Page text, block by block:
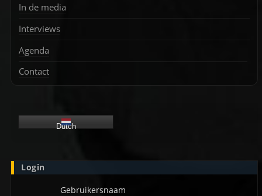
In de media
Interviews
Agenda
Contact
Dutch
Login
Gebruikersnaam